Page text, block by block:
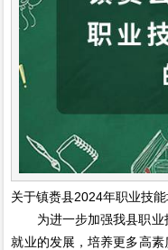
关于镇赉县2024年职业技
为进一步加强我县职业
就业的发展，培养更多高